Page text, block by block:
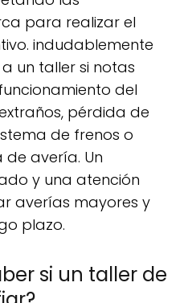
para realizar el
indudablemente
un taller si notas
del
pérdida de
de frenos o
avería. Un
y una atención
averías mayores y
plazo.
si un taller de